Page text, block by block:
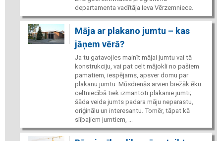
departamenta vadītāja Ieva Vērzemniece.
Māja ar plakano jumtu – kas
jāņem vērā?
Ja tu gatavojies mainīt mājai jumtu vai tā
konstrukciju, vai pat celt mājokli no pašiem
pamatiem, iespējams, apsver domu par
plakanu jumtu. Mūsdienās arvien biežāk ēku
celtniecībā tiek izmantoti plakanie jumti;
šāda veida jumts padara māju neparastu,
oriģinālu un interesantu. Tomēr, tāpat kā
slīpajiem jumtiem, ...